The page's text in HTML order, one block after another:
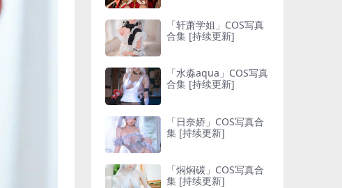
「轩萧学姐」COS写真
合集 [持续更新]
「水淼aqua」COS写真
合集 [持续更新]
「日奈娇」COS写真合
集 [持续更新]
「焖焖碳」COS写真合
集 [持续更新]